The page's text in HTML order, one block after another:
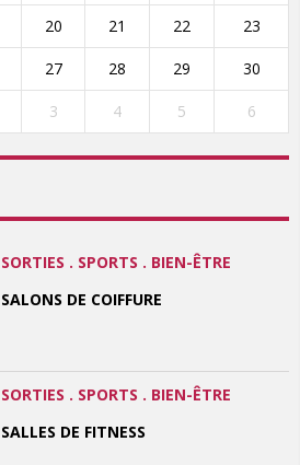
20 21 22 23
27 28 29 30
3 4 5 6
SORTIES . SPORTS . BIEN-ÊTRE
SALONS DE COIFFURE
SORTIES . SPORTS . BIEN-ÊTRE
SALLES DE FITNESS